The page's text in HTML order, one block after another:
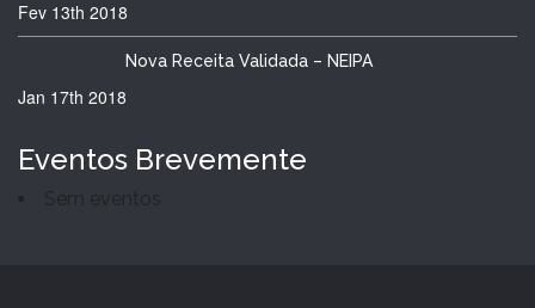
Fev 13th 2018
Nova Receita Validada – NEIPA
Jan 17th 2018
Eventos Brevemente
Sem eventos